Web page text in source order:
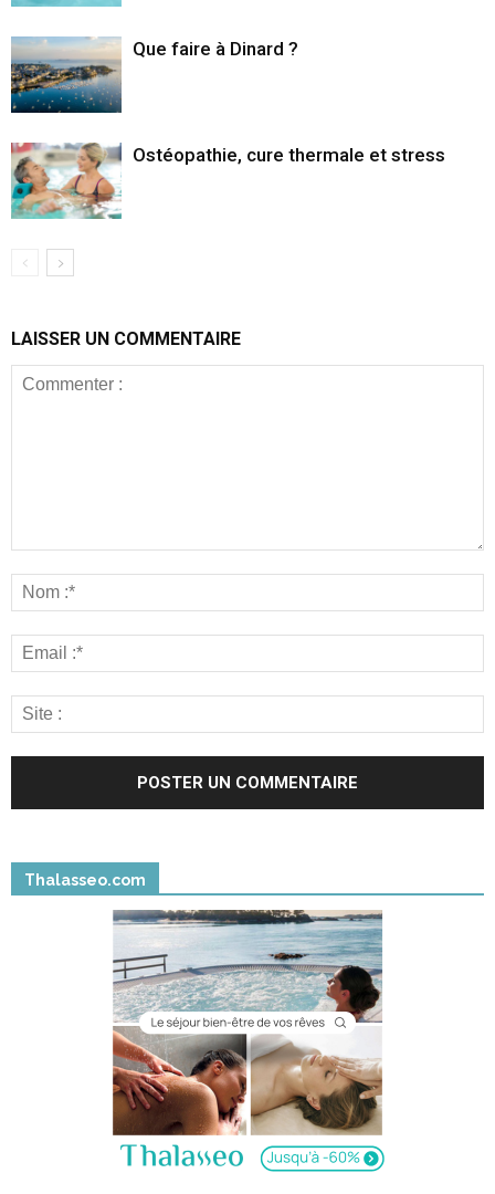
Que faire à Dinard ?
Ostéopathie, cure thermale et stress
LAISSER UN COMMENTAIRE
Thalasseo.com